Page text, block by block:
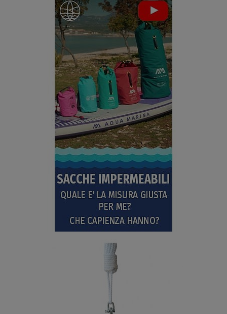
SCHERMO